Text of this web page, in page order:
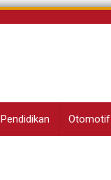
Pendidikan Otomotif